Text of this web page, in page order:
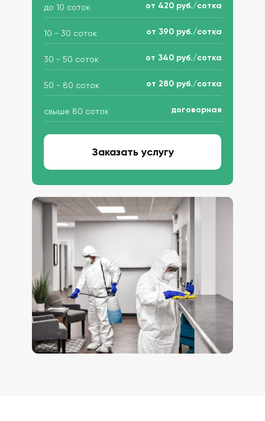
до 10 соток
Заказать услугу
от 420 руб./сотка
10 - 30 соток от 390 руб./сотка
30 - 50 соток от 340 руб./сотка
50 - 80 соток от 280 руб./сотка
свыше 80 соток договорная